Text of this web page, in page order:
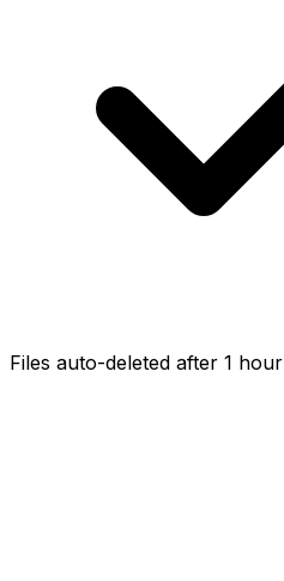
Files auto-deleted after 1 hour